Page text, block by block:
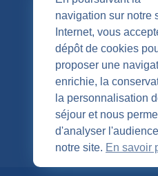
navigation sur notre
Internet, vous
dépôt de cookies
proposer une
enrichie, la
la personnalisation
séjour et nous
d'analyser
notre site. En savoir
SUIVEZ-NOUS